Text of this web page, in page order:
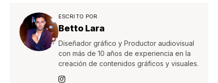
ESCRITO POR
Betto Lara
Diseñador gráfico y Productor audiovisual
con más de 10 años de experiencia en la
creación de contenidos gráficos y visuales.